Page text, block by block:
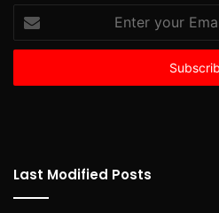
Enter
your
Email
Last Modified Posts